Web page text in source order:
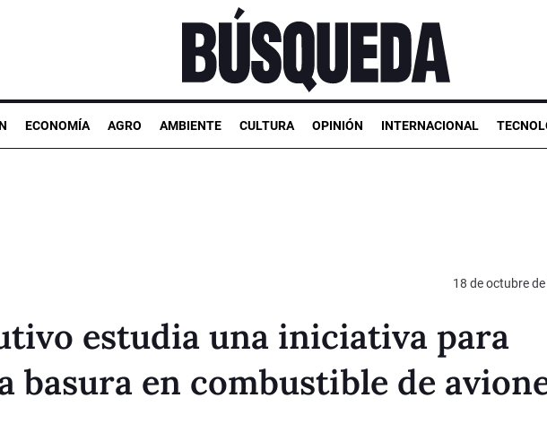
ECONOMÍA AGRO AMBIENTE CULTURA OPINIÓN INTERNACIONAL
18 de octubre de
estudia una iniciativa para
basura en combustible de